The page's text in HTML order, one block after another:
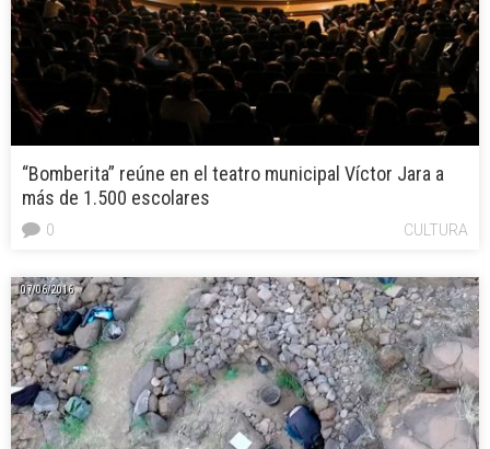
“Bomberita” reúne en el teatro municipal Víctor Jara a
más de 1.500 escolares
CULTURA
0
07/06/2016